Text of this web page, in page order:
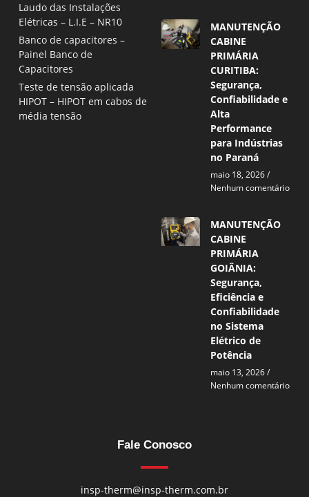
Laudo das Instalações
Elétricas – L.I.E – NR10
Banco de capacitores –
Painel Banco de
Capacitores
Teste de tensão aplicada
HIPOT – HIPOT em cabos de
média tensão
MANUTENÇÃO
CABINE
PRIMÁRIA
CURITIBA:
Segurança,
Confiabilidade e
Alta
Performance
para Indústrias
no Paraná
maio 18, 2026
Nenhum comentário
MANUTENÇÃO
CABINE
PRIMÁRIA
GOIÂNIA:
Segurança,
Eficiência e
Confiabilidade
no Sistema
Elétrico de
Potência
maio 13, 2026
Nenhum comentário
Fale Conosco
insp-therm@insp-therm.com.br